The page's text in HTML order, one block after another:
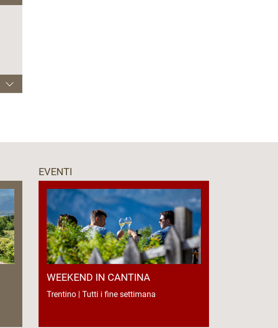
EVENTI
WEEKEND IN CANTINA
Trentino | Tutti i fine settimana